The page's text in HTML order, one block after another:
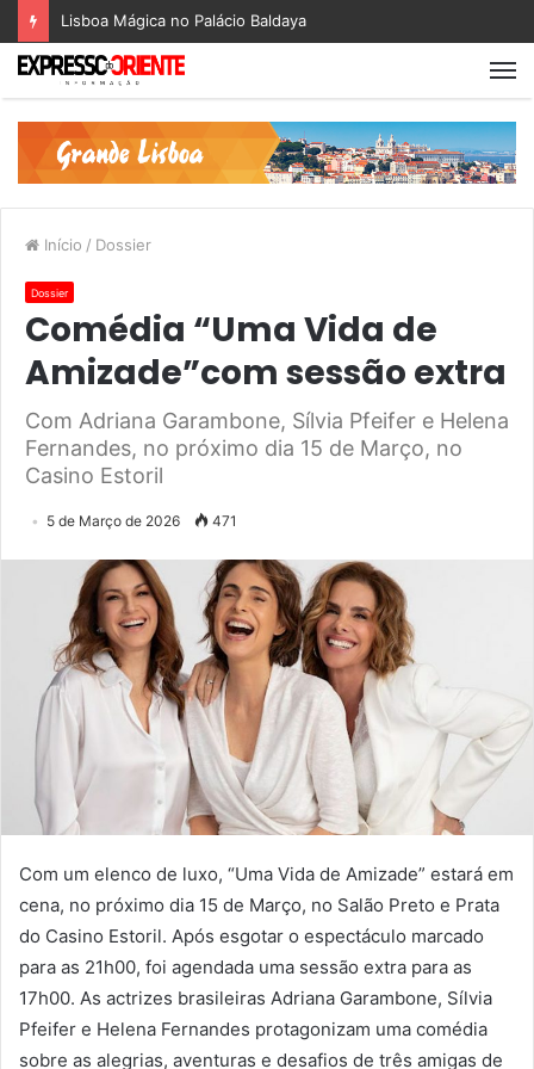
Lisboa Mágica no Palácio Baldaya
Início / Dossier
Dossier
Comédia “Uma Vida de
Amizade”com sessão extra
Com Adriana Garambone, Sílvia Pfeifer e Helena
Fernandes, no próximo dia 15 de Março, no
Casino Estoril
5 de Março de 2026 471
Com um elenco de luxo, “Uma Vida de Amizade” estará em
cena, no próximo dia 15 de Março, no Salão Preto e Prata
do Casino Estoril. Após esgotar o espectáculo marcado
para as 21h00, foi agendada uma sessão extra para as
17h00. As actrizes brasileiras Adriana Garambone, Sílvia
Pfeifer e Helena Fernandes protagonizam uma comédia
sobre as alegrias, aventuras e desafios de três amigas de